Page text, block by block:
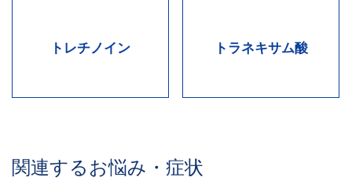
トレチノイン トラネキサム酸
関連するお悩み・症状